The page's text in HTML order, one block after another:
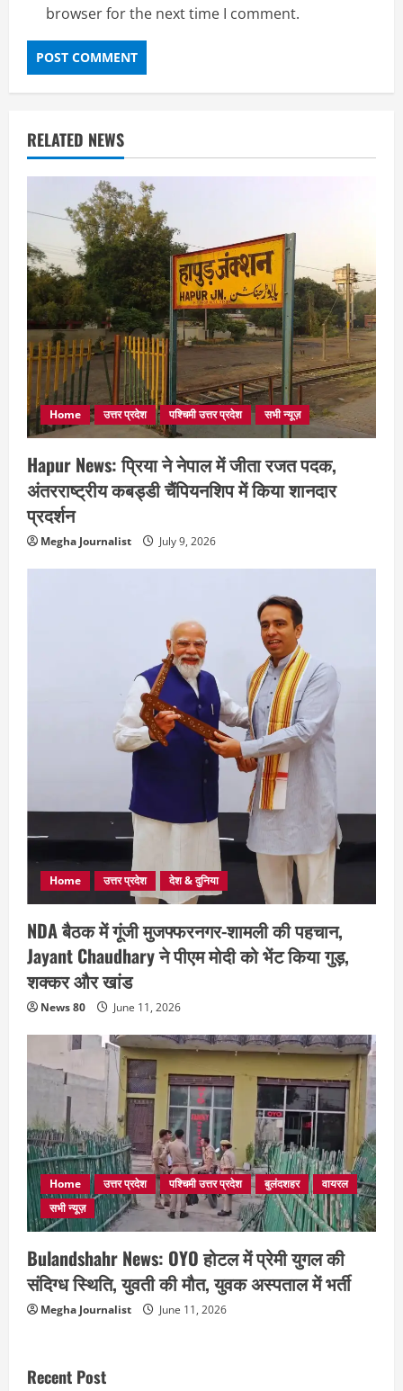
browser for the next time I comment.
RELATED NEWS
Home उत्तर प्रदेश पश्चिमी उत्तर प्रदेश सभी न्यूज़
Hapur News: प्रिया ने नेपाल में जीता रजत पदक,
अंतरराष्ट्रीय कबड्डी चैंपियनशिप में किया शानदार
प्रदर्शन
Megha Journalist July 9, 2026
Home उत्तर प्रदेश देश & दुनिया
NDA बैठक में गूंजी मुजफ्फरनगर-शामली की पहचान,
Jayant Chaudhary ने पीएम मोदी को भेंट किया गुड़,
शक्कर और खांड
News 80 June 11, 2026
Home उत्तर प्रदेश पश्चिमी उत्तर प्रदेश बुलंदशहर
वायरल
सभी न्यूज़
Bulandshahr News: OYO होटल में प्रेमी युगल की
संदिग्ध स्थिति, युवती की मौत, युवक अस्पताल में भर्ती
Megha Journalist June 11, 2026
Recent Post